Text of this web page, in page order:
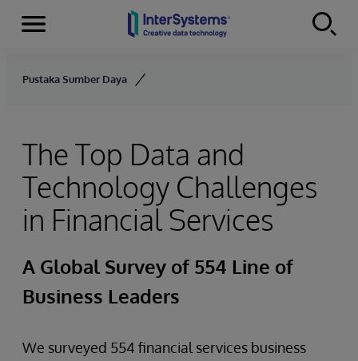
Skip to content
Menu
Pustaka Sumber Daya
The Top Data and
Technology Challenges
in Financial Services
A Global Survey of 554 Line of
Business Leaders
We surveyed 554 financial services business